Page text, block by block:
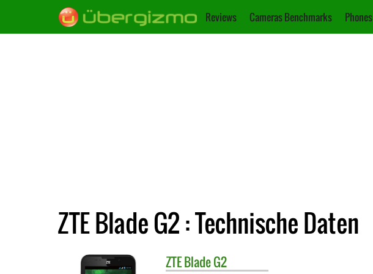
Reviews Cameras Benchmarks Phones
ZTE Blade G2 : Technische Daten
ZTEBlade G2